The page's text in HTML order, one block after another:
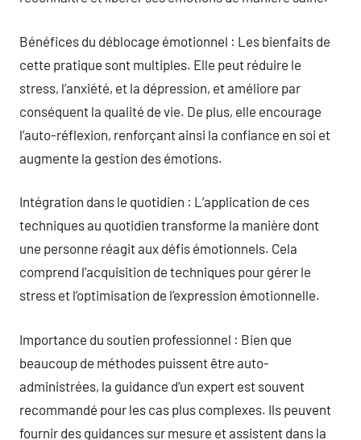
Bénéfices du déblocage émotionnel : Les bienfaits de
cette pratique sont multiples. Elle peut réduire le
stress, l’anxiété, et la dépression, et améliore par
conséquent la qualité de vie. De plus, elle encourage
l’auto-réflexion, renforçant ainsi la confiance en soi et
augmente la gestion des émotions.
Intégration dans le quotidien : L’application de ces
techniques au quotidien transforme la manière dont
une personne réagit aux défis émotionnels. Cela
comprend l’acquisition de techniques pour gérer le
stress et l’optimisation de l’expression émotionnelle.
Importance du soutien professionnel : Bien que
beaucoup de méthodes puissent être auto-
administrées, la guidance d’un expert est souvent
recommandé pour les cas plus complexes. Ils peuvent
fournir des guidances sur mesure et assistent dans la